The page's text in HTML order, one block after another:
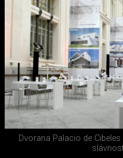
Dvorana Palacio de